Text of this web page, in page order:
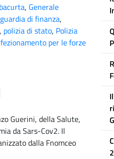
, Generale
guardia di finanza,
, polizia di stato, Polizia
per le forze
Guerini, della Salute,
da Sars-Cov2. Il
dalla Fnomceo